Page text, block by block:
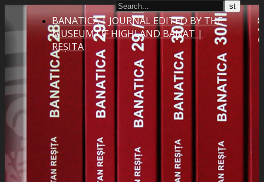
BANATICA | JOURNAL EDITED BY THE
MUSEUM OF HIGHLAND BANAT |
REȘITA